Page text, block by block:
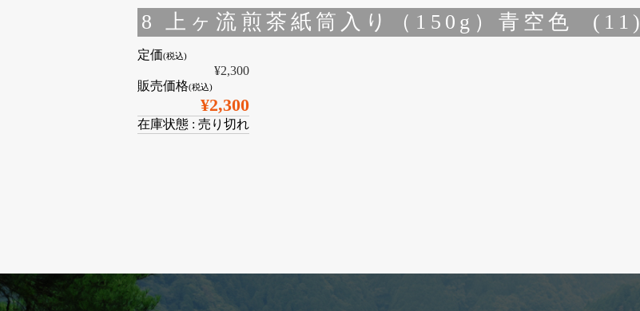
8 上ヶ流煎茶紙筒入り（150g）青空色 (11)
定価(税込)
¥2,300
販売価格(税込)
¥2,300
在庫状態 : 売り切れ